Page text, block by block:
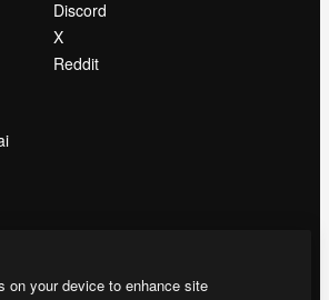
Discord
X
Reddit
on your device to enhance site